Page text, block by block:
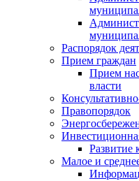
Распорядок
Прием граждан
Прием
власти
Правопорядок
Развитие
Малое и